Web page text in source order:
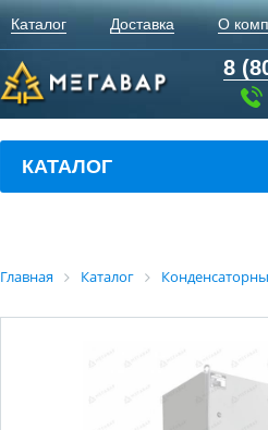
Каталог Доставка О
8
КАТАЛОГ
Главная Каталог